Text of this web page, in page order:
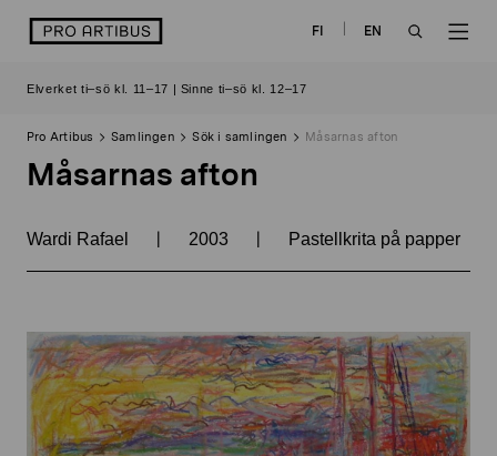
logo FI
EN
Elverket ti–sö kl. 11–17 | Sinne ti–sö kl. 12–17
Pro Artibus Samlingen Sök i samlingen Måsarnas afton
Måsarnas afton
Wardi Rafael | 2003 | Pastellkrita på papper